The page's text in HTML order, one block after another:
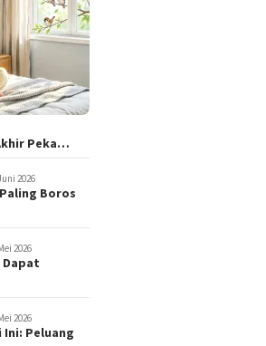
Peka…
2026
Boros
2026
Dapat
2026
Ini: Peluang